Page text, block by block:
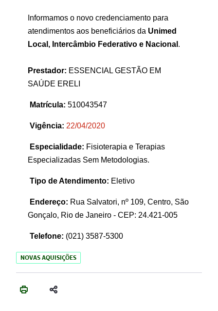
Informamos o novo credenciamento para
atendimentos aos beneficiários da Unimed
Local, Intercâmbio Federativo e Nacional .
Prestador: ESSENCIAL GESTÃO EM
SAÚDE ERELI
Matrícula: 510043547
Vigência: 22/04/2020
Especialidade: Fisioterapia e Terapias
Especializadas Sem Metodologias.
Tipo de Atendimento: Eletivo
Endereço: Rua Salvatori, nº 109, Centro, São
Gonçalo, Rio de Janeiro - CEP: 24.421-005
Telefone: (021) 3587-5300
NOVAS AQUISIÇÕES